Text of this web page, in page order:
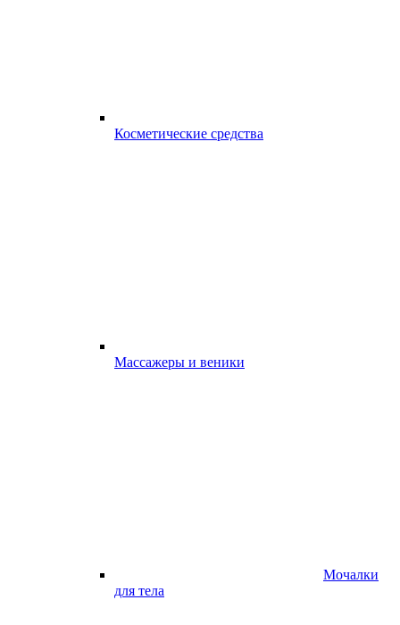
Косметические средства
Массажеры и веники
Мочалки
для тела